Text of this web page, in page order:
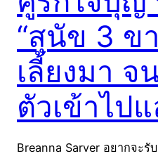
“สุนัข 3 ข
เลี้ยงมา
ตัวเข้าไป
Breanna Sarver อยากจะรั